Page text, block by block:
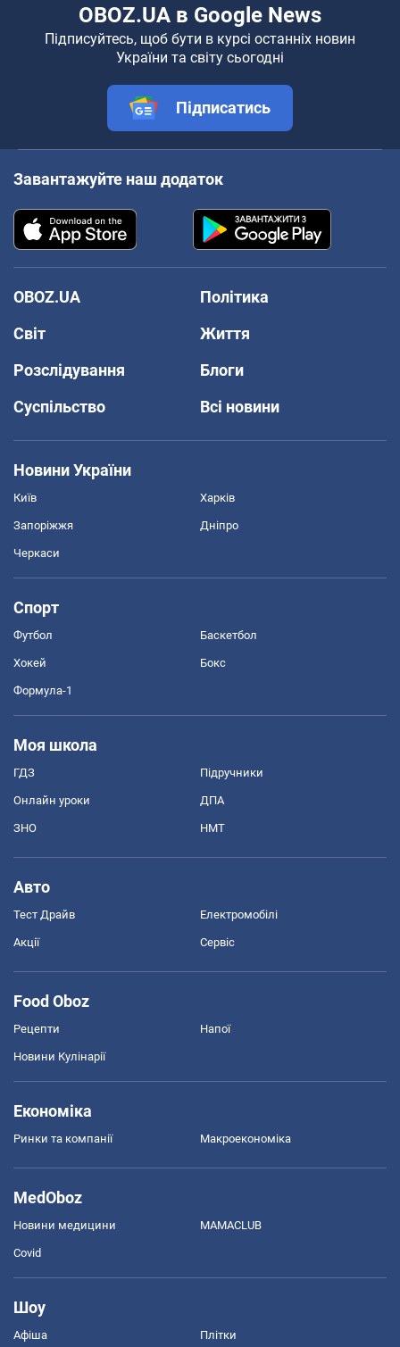
OBOZ.UA в Google News
Підписуйтесь, щоб бути в курсі останніх новин
України та світу сьогодні
Підписатись
Завантажуйте наш додаток
OBOZ.UA
Політика
Світ
Життя
Розслідування
Блоги
Суспільство
Всі новини
Новини України
Київ Харків
Запоріжжя Дніпро
Черкаси
Спорт
Футбол Баскетбол
Хокей Бокс
Формула-1
Моя школа
ГДЗ Підручники
Онлайн уроки ДПА
ЗНО НМТ
Авто
Тест Драйв Електромобілі
Акції Сервіс
Food Oboz
Рецепти Напої
Новини Кулінарії
Економіка
Ринки та компанії Макроекономіка
MedOboz
Новини медицини MAMACLUB
Covid
Шоу
Афіша Плітки